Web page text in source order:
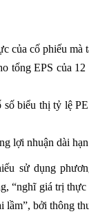
của cố phiếu mà
tổng EPS của
số biểu thị tỷ lệ
lợi nhuận dài
sử dụng
“nghĩ giá trị
lầm”, bởi thông